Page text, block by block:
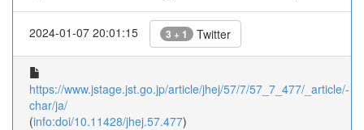
2024-01-07 20:01:15 3 + 1 Twitter
https://www.jstage.jst.go.jp/article/jhej/57/7/57_7_477/_article/-
char/ja/
(info:doi/10.11428/jhej.57.477)